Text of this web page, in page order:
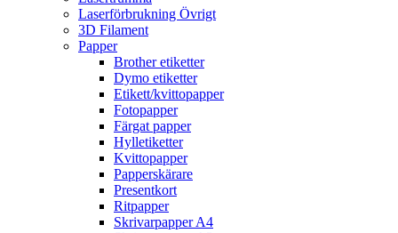
Laserförbrukning Övrigt
3D Filament
Papper
Brother etiketter
Dymo etiketter
Etikett/kvittopapper
Fotopapper
Färgat papper
Hylletiketter
Kvittopapper
Papperskärare
Presentkort
Ritpapper
Skrivarpapper A4